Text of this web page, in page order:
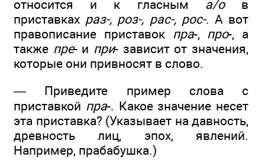
относится и к гласным a/ов
приставках раз-, роз-, рас-, рос-. А вот
правописание приставок пра-, про-, а
также пре- и при- зависит от значения,
которые они привносят в слово.
— Приведите пример слова с
приставкой пра-. Какое значение несет
эта приставка? (Указывает на давность,
древность лиц, эпох, явлений.
Например, прабабушка.)